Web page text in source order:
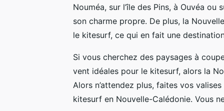
Nouméa, sur l’île des Pins, à Ouvéa
son charme propre. De plus, la
le kitesurf, ce qui en fait une
Si vous cherchez des paysages à
vent idéales pour le kitesurf, alors la
Alors n’attendez plus, faites vos
kitesurf en Nouvelle-Calédonie. Vous